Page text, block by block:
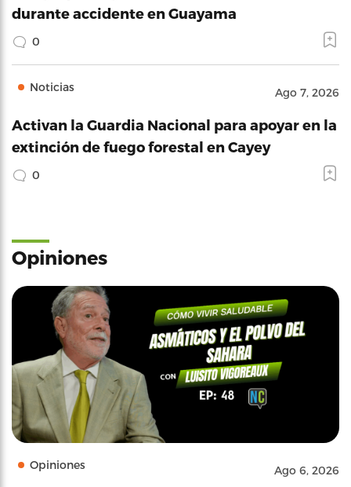
durante accidente en Guayama
0
Noticias Ago 7, 2026
Activan la Guardia Nacional para apoyar en la
extinción de fuego forestal en Cayey
0
Opiniones
Opiniones Ago 6, 2026